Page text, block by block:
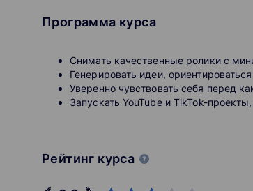
Изучайте, создавайте и общайтесь.
Все занятия проходят на обучающей
учебники и проверять домашние
Ребенок занимается в своем темпе:
Лаборатория проектов
Здесь студент с первых занятий
Программа курса
Снимать качественные ролики с
Генерировать идеи,
Уверенно чувствовать себя перед
Запускать YouTube и TikTok-
Рейтинг курса